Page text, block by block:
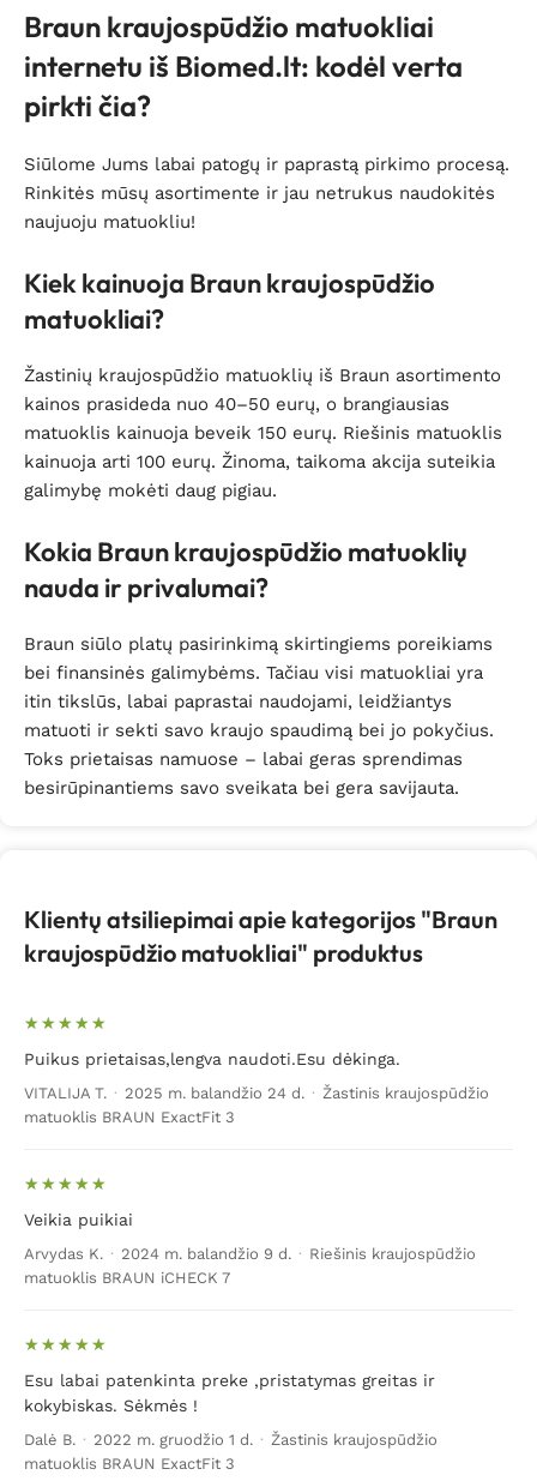
Braun kraujospūdžio matuokliai
internetu iš Biomed.lt: kodėl verta
pirkti čia?
Siūlome Jums labai patogų ir paprastą pirkimo procesą.
Rinkitės mūsų asortimente ir jau netrukus naudokitės
naujuoju matuokliu!
Kiek kainuoja Braun kraujospūdžio
matuokliai?
Žastinių kraujospūdžio matuoklių iš Braun asortimento
kainos prasideda nuo 40–50 eurų, o brangiausias
matuoklis kainuoja beveik 150 eurų. Riešinis matuoklis
kainuoja arti 100 eurų. Žinoma, taikoma akcija suteikia
galimybę mokėti daug pigiau.
Kokia Braun kraujospūdžio matuoklių
nauda ir privalumai?
Braun siūlo platų pasirinkimą skirtingiems poreikiams
bei finansinės galimybėms. Tačiau visi matuokliai yra
itin tikslūs, labai paprastai naudojami, leidžiantys
matuoti ir sekti savo kraujo spaudimą bei jo pokyčius.
Toks prietaisas namuose – labai geras sprendimas
besirūpinantiems savo sveikata bei gera savijauta.
Klientų atsiliepimai apie kategorijos "Braun
kraujospūdžio matuokliai" produktus
Puikus prietaisas,lengva naudoti.Esu dėkinga.
VITALIJA T. · 2025 m. balandžio 24 d. · Žastinis kraujospūdžio
matuoklis BRAUN ExactFit 3
Veikia puikiai
Arvydas K. · 2024 m. balandžio 9 d. · Riešinis kraujospūdžio
matuoklis BRAUN iCHECK 7
Esu labai patenkinta preke ,pristatymas greitas ir
kokybiskas. Sėkmės !
Dalė B. · 2022 m. gruodžio 1 d. · Žastinis kraujospūdžio
matuoklis BRAUN ExactFit 3